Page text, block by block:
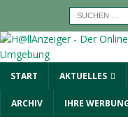
START AKTUELLES
ARCHIV IHRE